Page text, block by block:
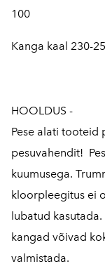
100
Kanga kaal 230-
HOOLDUS -
Pese alati
pesuvahendit!
kuumusega.
kloorpleegitus ei
lubatud kasutada.
kangad võivad
valmistada.